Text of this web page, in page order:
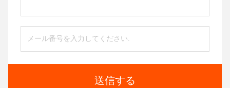
送信する